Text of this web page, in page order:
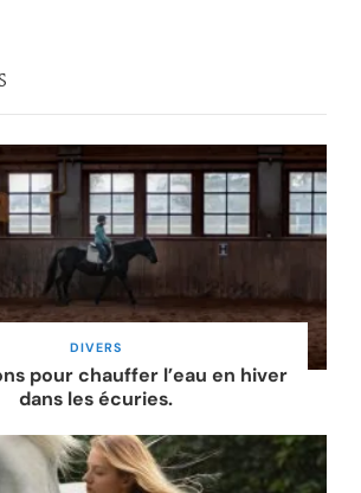
DIVERS
pour chauffer l’eau en hiver
dans les écuries.